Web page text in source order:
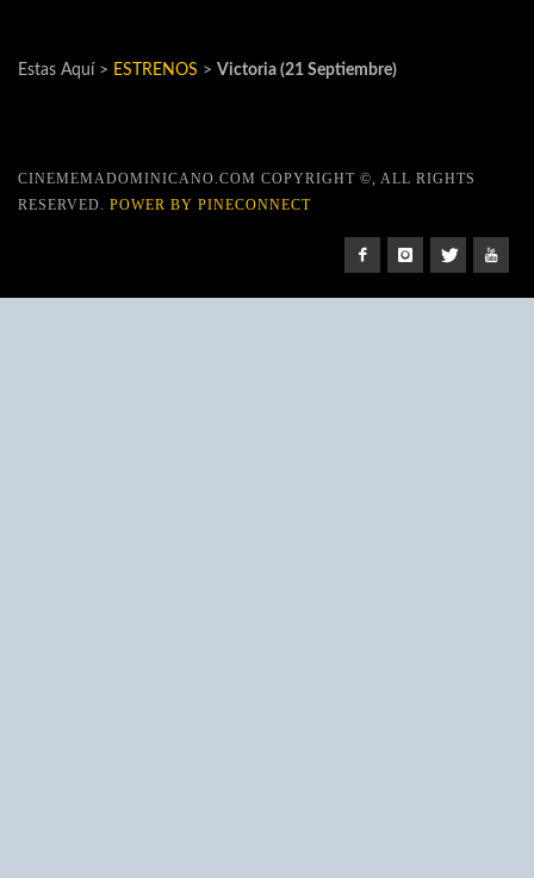
Estas Aquí > ESTRENOS > Victoria (21 Septiembre)
CINEMEMADOMINICANO.COM COPYRIGHT ©, ALL RIGHTS
RESERVED. POWER BY PINECONNECT